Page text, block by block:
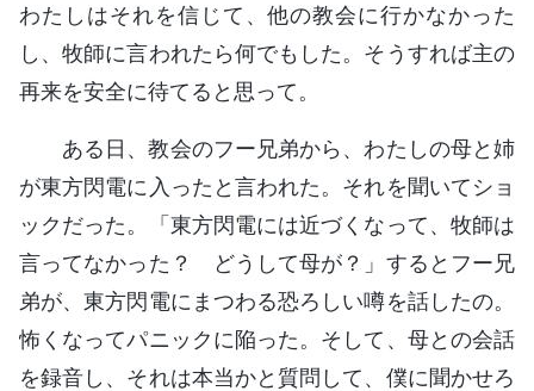
わたしはそれを信じて、他の教会に行かなかった
し、牧師に言われたら何でもした。そうすれば主の
再来を安全に待てると思って。
ある日、教会のフー兄弟から、わたしの母と姉
が東方閃電に入ったと言われた。それを聞いてショ
ックだった。「東方閃電には近づくなって、牧師は
言ってなかった？ どうして母が？」するとフー兄
弟が、東方閃電にまつわる恐ろしい噂を話したの。
怖くなってパニックに陥った。そして、母との会話
を録音し、それは本当かと質問して、僕に聞かせろ